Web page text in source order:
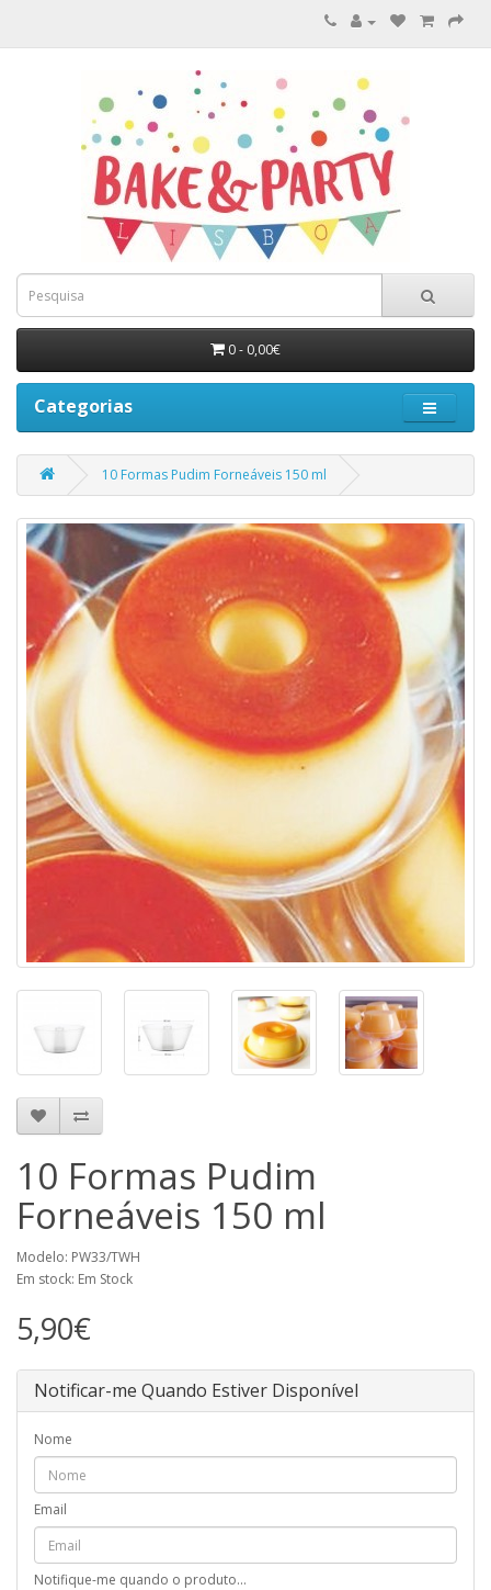
0 - 0,00€
Categorias
10 Formas Pudim Forneáveis 150 ml
10 Formas Pudim
Forneáveis 150 ml
Modelo: PW33/TWH
Em stock: Em Stock
5,90€
Notificar-me Quando Estiver Disponível
Nome
Email
Notifique-me quando o produto...